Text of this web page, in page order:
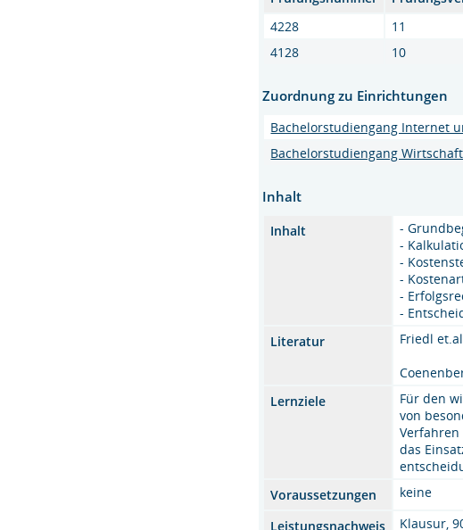
4228
11
4128
10
Zuordnung zu Einrichtungen
Bachelorstudiengang Internet
Bachelorstudiengang
Inhalt
Inhalt
-
-
-
-
-
-
Literatur
Friedl
Lernziele
Für den
von
das
Voraussetzungen
keine
Leistungsnachweis
Klausur,